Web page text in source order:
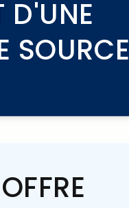
D'UNE
SOURCE